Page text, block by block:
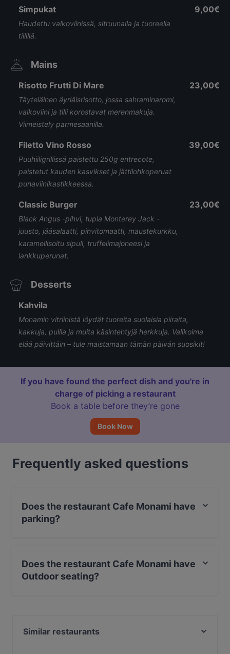
Simpukat
Haudettu valkoviinissä, sitruunalla ja tuoreella
tillillä.
9,00€
Mains
Risotto Frutti Di Mare
Täyteläinen äyriäisrisotto, jossa sahraminaromi,
valkoviini ja tilli korostavat merenmakuja.
Viimeistely parmesaanilla.
23,00€
Filetto Vino Rosso
Puuhiiligrillissä paistettu 250g entrecote,
paistetut kauden kasvikset ja jättilohkoperuat
punaviinikastikkeessa.
39,00€
Classic Burger
Black Angus -pihvi, tupla Monterey Jack -
juusto, jääsalaatti, pihvitomaatti, maustekurkku,
karamellisoitu sipuli, truffelimajoneesi ja
lankkuperunat.
23,00€
Desserts
Kahvila
Monamin vitriinistä löydät tuoreita suolaisia piiraita,
kakkuja, pullia ja muita käsintehtyjä herkkuja. Valikoima
elää päivittäin – tule maistamaan tämän päivän suosikit!
If you have found the perfect dish and you're in
charge of picking a restaurant
Book a table before they’re gone
Book Now
Frequently asked questions
Does the restaurant Cafe Monami have
parking?
Does the restaurant Cafe Monami have
Outdoor seating?
Similar restaurants